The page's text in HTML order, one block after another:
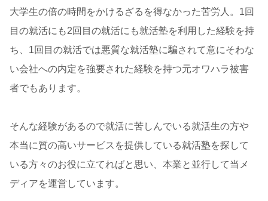
大学生の倍の時間をかけるざるを得なかった苦労人。1回
目の就活にも2回目の就活にも就活塾を利用した経験を持
ち、1回目の就活では悪質な就活塾に騙されて意にそわな
い会社への内定を強要された経験を持つ元オワハラ被害
者でもあります。
そんな経験があるので就活に苦しんでいる就活生の方や
本当に質の高いサービスを提供している就活塾を探して
いる方々のお役に立てればと思い、本業と並行して当メ
ディアを運営しています。